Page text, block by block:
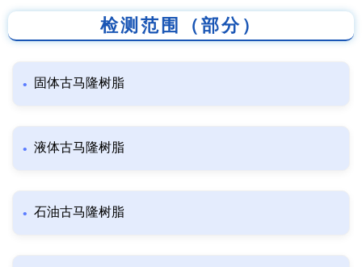
检测范围（部分）
固体古马隆树脂
液体古马隆树脂
石油古马隆树脂